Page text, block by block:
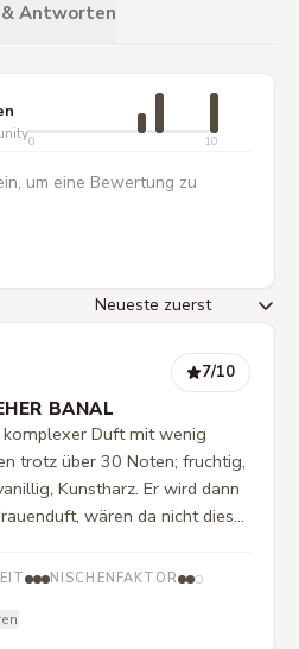
& Antworten
0 10
um eine Bewertung zu
7/10
BANAL
Duft mit wenig
trotz über 30 Noten; fruchtig,
Kunstharz. Er wird dann
wären da nicht diese
Nase. Zum Glück nur
empfohlen. Ich bin mir sicher,
Liebhaber gibt, für die diese
ist. Für mich ist er nichts.
NISCHENFAKTOR